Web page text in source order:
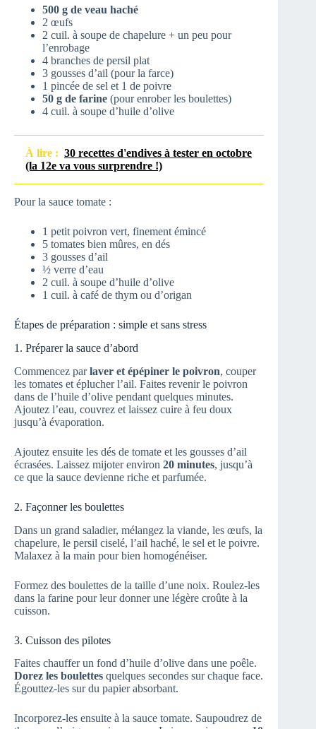
500 g de veau haché
2 œufs
2 cuil. à soupe de chapelure + un peu pour
l’enrobage
4 branches de persil plat
3 gousses d’ail (pour la farce)
1 pincée de sel et 1 de poivre
50 g de farine (pour enrober les boulettes)
4 cuil. à soupe d’huile d’olive
À lire : 30 recettes d'endives à tester en octobre
(la 12e va vous surprendre !)
Pour la sauce tomate :
1 petit poivron vert, finement émincé
5 tomates bien mûres, en dés
3 gousses d’ail
½ verre d’eau
2 cuil. à soupe d’huile d’olive
1 cuil. à café de thym ou d’origan
Étapes de préparation : simple et sans stress
1. Préparer la sauce d’abord
Commencez parlaver et épépiner le poivron, couper
les tomates et éplucher l’ail. Faites revenir le poivron
dans de l’huile d’olive pendant quelques minutes.
Ajoutez l’eau, couvrez et laissez cuire à feu doux
jusqu’à évaporation.
Ajoutez ensuite les dés de tomate et les gousses d’ail
écrasées. Laissez mijoter environ 20 minutes, jusqu’à
ce que la sauce devienne riche et parfumée.
2. Façonner les boulettes
Dans un grand saladier, mélangez la viande, les œufs, la
chapelure, le persil ciselé, l’ail haché, le sel et le poivre.
Malaxez à la main pour bien homogénéiser.
Formez des boulettes de la taille d’une noix. Roulez-les
dans la farine pour leur donner une légère croûte à la
cuisson.
3. Cuisson des pilotes
Faites chauffer un fond d’huile d’olive dans une poêle.
Dorez les boulettes quelques secondes sur chaque face.
Égouttez-les sur du papier absorbant.
Incorporez-les ensuite à la sauce tomate. Saupoudrez de